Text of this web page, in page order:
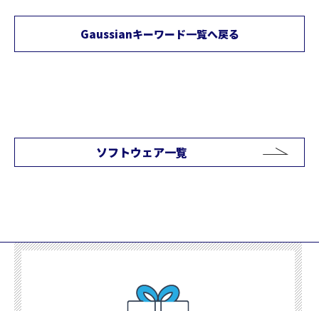
Gaussianキーワード一覧へ戻る
ソフトウェア一覧